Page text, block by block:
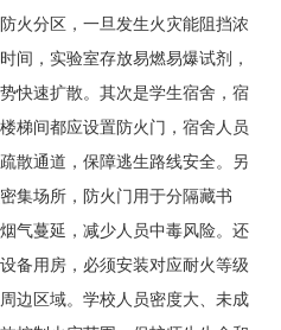
火分区，一旦发生火灾能阻挡浓
间，实验室存放易燃易爆试剂，
快速扩散。其次是学生宿舍，宿
梯间都应设置防火门，宿舍人员
散通道，保障逃生路线安全。另
集场所，防火门用于分隔藏书
气蔓延，减少人员中毒风险。还
备用房，必须安装对应耐火等级
边区域。学校人员密度大、未成